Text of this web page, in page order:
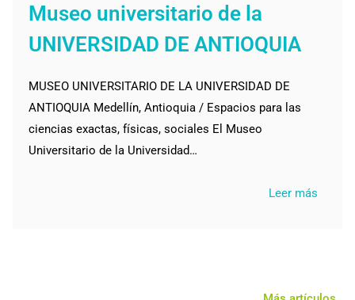
Museo universitario de la
UNIVERSIDAD DE ANTIOQUIA
MUSEO UNIVERSITARIO DE LA UNIVERSIDAD DE
ANTIOQUIA Medellín, Antioquia / Espacios para las
ciencias exactas, físicas, sociales El Museo
Universitario de la Universidad…
Leer más